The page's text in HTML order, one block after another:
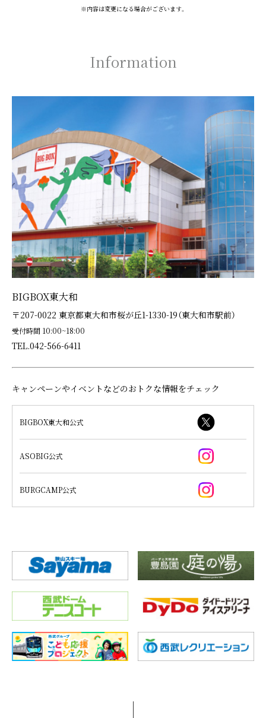
※内容は変更になる場合がございます。
Information
BIGBOX東大和
〒207-0022 東京都東大和市桜が丘1-1330-19（東大和市駅前）
受付時間 10:00~18:00
TEL.042-566-6411
キャンペーンやイベントなどのおトクな情報をチェック
BIGBOX東大和公式
ASOBIG公式
BURGCAMP公式